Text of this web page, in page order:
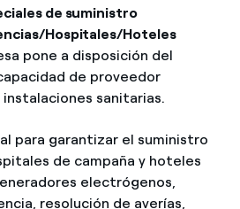
de suministro
Hospitales/Hoteles
pone a disposición del
de proveedor
sanitarias.
para garantizar el suministro
de campaña y hoteles
electrógenos,
resolución de averías,